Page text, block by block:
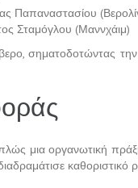
Παπαναστασίου
Σταμόγλου (Μαννχάιμ)
σηματοδοτώντας
μια οργανωτική
καθοριστικό